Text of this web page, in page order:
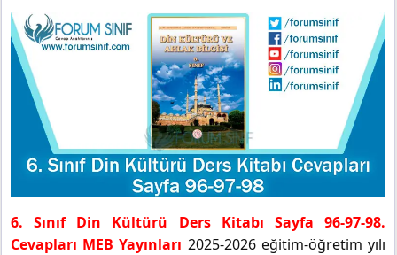
6. Sınıf Din Kültürü Ders Kitabı Sayfa 96-97-98.
Cevapları MEB Yayınları 2025-2026 eğitim-öğretim yılı